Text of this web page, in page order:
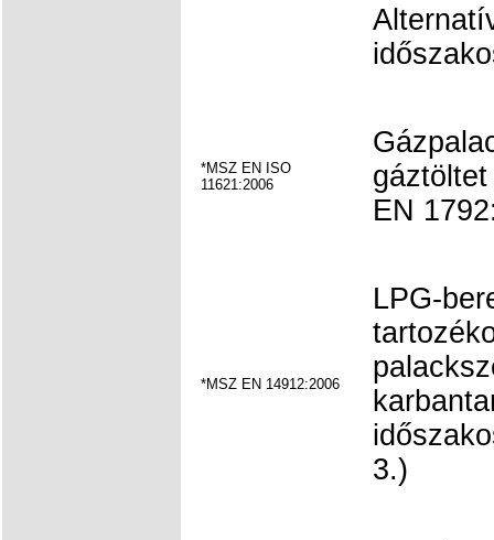
*MSZ EN ISO
11621:2006
EN
*MSZ EN 14912:2006
LPG-
3.)